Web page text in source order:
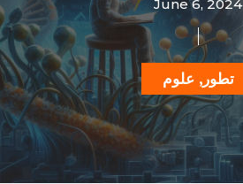
June 6, 2024
تطور,علوم